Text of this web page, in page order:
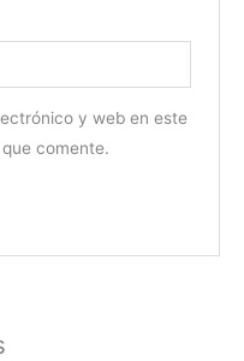
y web en este
comente.